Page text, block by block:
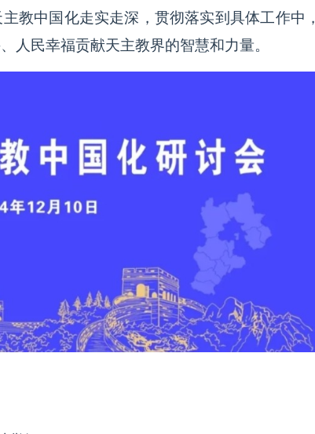
教中国化走实走深，贯彻落实到具体工作中，
人民幸福贡献天主教界的智慧和力量。